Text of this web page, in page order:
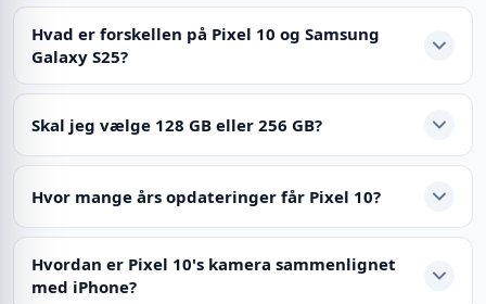
Hvad er forskellen på Pixel 10 og Samsung
Galaxy S25?
Skal jeg vælge 128 GB eller 256 GB?
Hvor mange års opdateringer får Pixel 10?
Hvordan er Pixel 10's kamera sammenlignet
med iPhone?